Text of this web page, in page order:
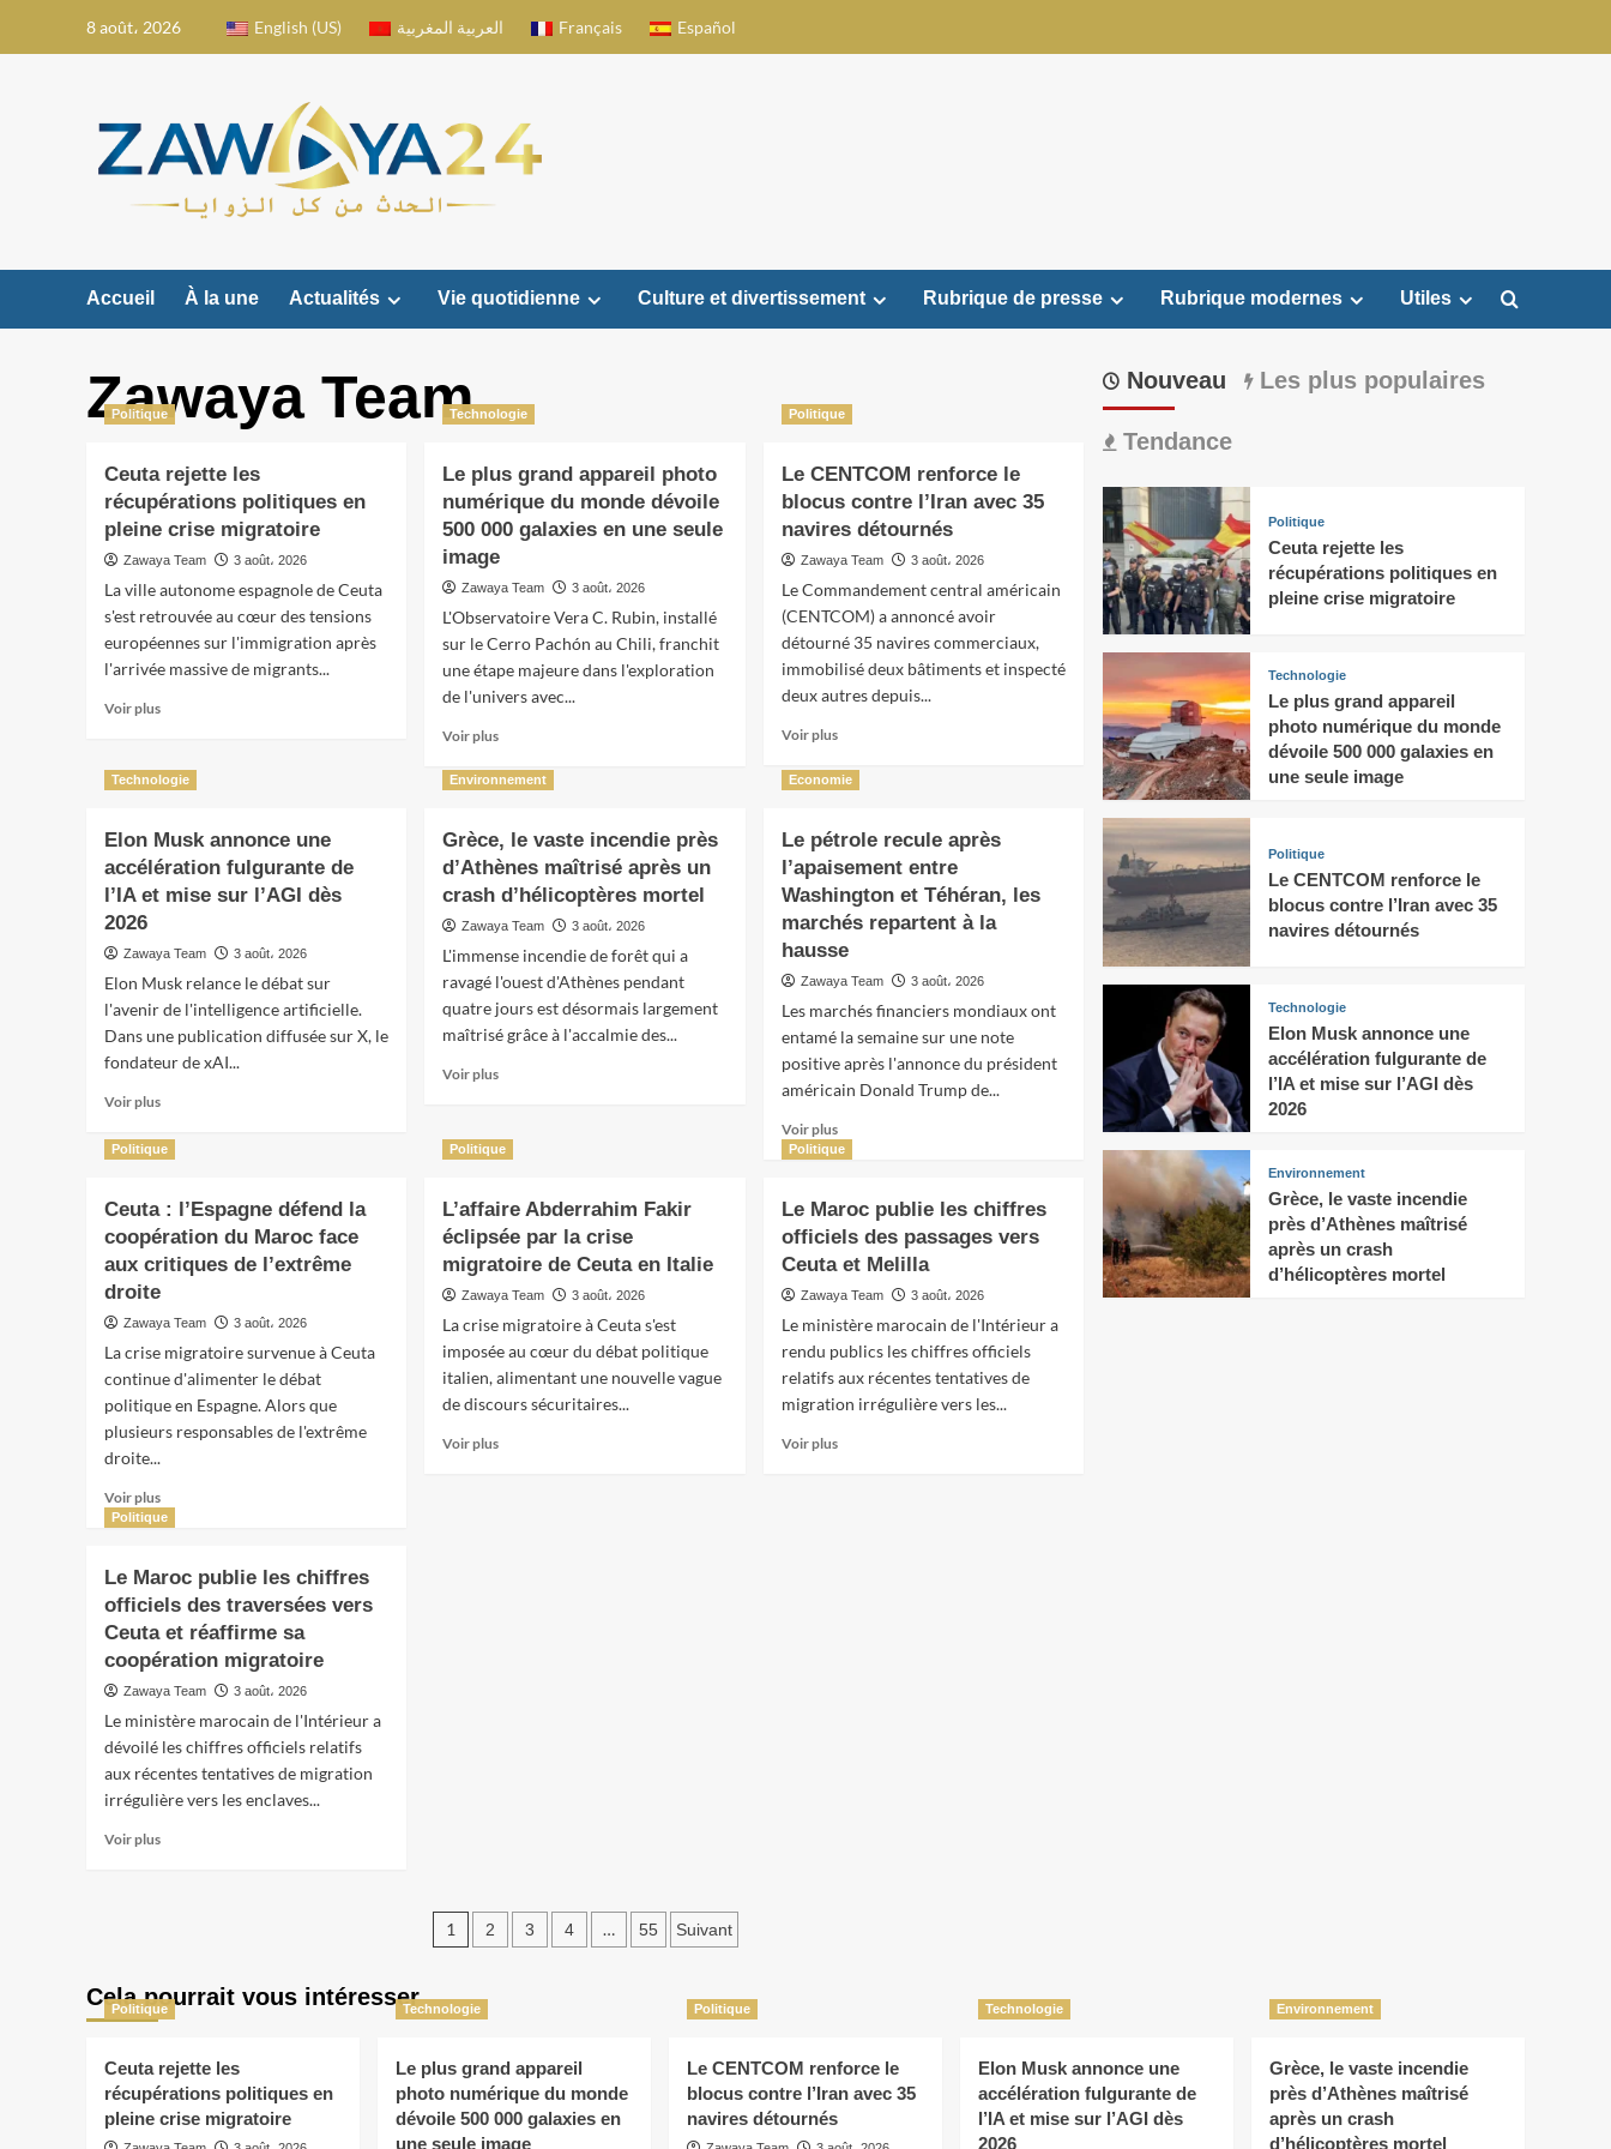
8 août، 2026 English (US) العربية المغربية Français Español
Accueil À la une Actualités Vie quotidienne Culture et divertissement Rubrique de presse Rubrique modernes Utiles
Zawaya Team
Politique
Ceuta rejette les
récupérations politiques en
pleine crise migratoire
Zawaya Team 3 août، 2026
La ville autonome espagnole de Ceuta
s'est retrouvée au cœur des tensions
européennes sur l'immigration après
l'arrivée massive de migrants...
Voir plusEn
sur
Ceuta
les
récupérations
politiques
crise
migratoire
Technologie
Le plus grand appareil photo
numérique du monde dévoile
500 000 galaxies en une seule
image
Zawaya Team 3 août، 2026
L'Observatoire Vera C. Rubin, installé
sur le Cerro Pachón au Chili, franchit
une étape majeure dans l'exploration
de l'univers avec...
Voir plusEn
plus
plus
grand
appareil
numérique
du
monde
dévoile
500
galaxies
seule
image
Politique
Le CENTCOM renforce le
blocus contre l’Iran avec 35
navires détournés
Zawaya Team 3 août، 2026
Le Commandement central américain
(CENTCOM) a annoncé avoir
détourné 35 navires commerciaux,
immobilisé deux bâtiments et inspecté
deux autres depuis...
Voir plusEn
plus
CENTCOM
renforce
le
blocus
contre
l’Iran
avec
35
détournés
Technologie
Elon Musk annonce une
accélération fulgurante de
l’IA et mise sur l’AGI dès
2026
Zawaya Team 3 août، 2026
Elon Musk relance le débat sur
l'avenir de l'intelligence artificielle.
Dans une publication diffusée sur X, le
fondateur de xAI...
Voir plusEn
plus
sur
Musk
annonce
une
accélération
fulgurante
de
l’IA
sur
l’AGI
dès
Environnement
Grèce, le vaste incendie près
d’Athènes maîtrisé après un
crash d’hélicoptères mortel
Zawaya Team 3 août، 2026
L'immense incendie de forêt qui a
ravagé l'ouest d'Athènes pendant
quatre jours est désormais largement
maîtrisé grâce à l'accalmie des...
Voir plusEn
sur
Grèce,
vaste
incendie
d’Athènes
maîtrisé
après
d’hélicoptères
mortel
Economie
Le pétrole recule après
l’apaisement entre
Washington et Téhéran, les
marchés repartent à la
hausse
Zawaya Team 3 août، 2026
Les marchés financiers mondiaux ont
entamé la semaine sur une note
positive après l'annonce du président
américain Donald Trump de...
Voir plusEn
savoir
Le
pétrole
recule
l’apaisement
entre
Washington
et
Téhéran,
marchés
Politique
Ceuta : l’Espagne défend la
coopération du Maroc face
aux critiques de l’extrême
droite
Zawaya Team 3 août، 2026
La crise migratoire survenue à Ceuta
continue d'alimenter le débat
politique en Espagne. Alors que
plusieurs responsables de l'extrême
droite...
Voir plusEn
savoir
Ceuta
:
l’Espagne
défend
coopération
du
Maroc
face
critiques
de
Politique
L’affaire Abderrahim Fakir
éclipsée par la crise
migratoire de Ceuta en Italie
Zawaya Team 3 août، 2026
La crise migratoire à Ceuta s'est
imposée au cœur du débat politique
italien, alimentant une nouvelle vague
de discours sécuritaires...
Voir plusEn
Politique
Le Maroc publie les chiffres
officiels des passages vers
Ceuta et Melilla
Zawaya Team 3 août، 2026
Le ministère marocain de l'Intérieur a
rendu publics les chiffres officiels
relatifs aux récentes tentatives de
migration irrégulière vers les...
Voir plusEn
Politique
Le Maroc publie les chiffres
officiels des traversées vers
Ceuta et réaffirme sa
coopération migratoire
Zawaya Team 3 août، 2026
Le ministère marocain de l'Intérieur a
dévoilé les chiffres officiels relatifs
aux récentes tentatives de migration
irrégulière vers les enclaves...
Voir plusEn
les
chiffres
des
traversées
vers
Ceuta
Pagination
publications
1 2 3 4 … 55 Suivant
Nouveau Les plus populaires
Tendance
Politique
Ceuta rejette les
récupérations politiques en
pleine crise migratoire
Technologie
Le plus grand appareil
photo numérique du monde
dévoile 500 000 galaxies en
une seule image
Politique
Le CENTCOM renforce le
blocus contre l’Iran avec 35
navires détournés
Technologie
Elon Musk annonce une
accélération fulgurante de
l’IA et mise sur l’AGI dès
2026
Environnement
Grèce, le vaste incendie
près d’Athènes maîtrisé
après un crash
d’hélicoptères mortel
Cela pourrait vous intéresser
Politique
Ceuta rejette les
récupérations politiques en
pleine crise migratoire
Technologie
Le plus grand appareil
photo numérique du monde
dévoile 500 000 galaxies en
une seule image
Politique
Le CENTCOM renforce le
blocus contre l’Iran avec 35
navires détournés
Technologie
Elon Musk annonce une
accélération fulgurante de
l’IA et mise sur l’AGI dès
2026
Environnement
Grèce, le vaste incendie
près d’Athènes maîtrisé
après un crash
d’hélicoptères mortel